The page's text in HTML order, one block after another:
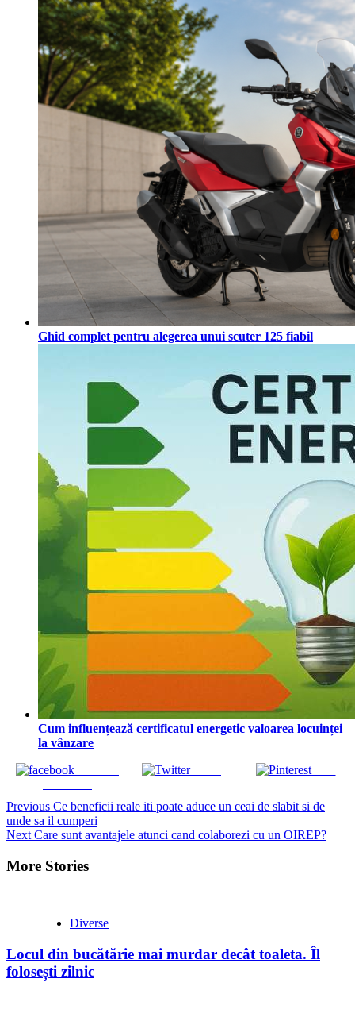
Ghid complet pentru alegerea unui scuter 125 fiabil
Cum influențează certificatul energetic valoarea locuinței
la vânzare
Tweet Save
Continue
Reading
Previous Ce beneficii reale iti poate aduce un ceai de slabit si de
unde sa il cumperi
Next Care sunt avantajele atunci cand colaborezi cu un OIREP?
More Stories
Diverse
Locul din bucătărie mai murdar decât toaleta. Îl
folosești zilnic